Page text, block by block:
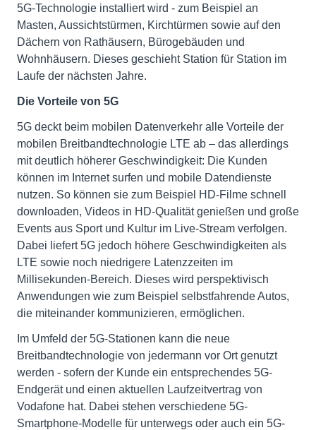
5G-Technologie installiert wird - zum Beispiel an
Masten, Aussichtstürmen, Kirchtürmen sowie auf den
Dächern von Rathäusern, Bürogebäuden und
Wohnhäusern. Dieses geschieht Station für Station im
Laufe der nächsten Jahre.
Die Vorteile von 5G
5G deckt beim mobilen Datenverkehr alle Vorteile der
mobilen Breitbandtechnologie LTE ab – das allerdings
mit deutlich höherer Geschwindigkeit: Die Kunden
können im Internet surfen und mobile Datendienste
nutzen. So können sie zum Beispiel HD-Filme schnell
downloaden, Videos in HD-Qualität genießen und große
Events aus Sport und Kultur im Live-Stream verfolgen.
Dabei liefert 5G jedoch höhere Geschwindigkeiten als
LTE sowie noch niedrigere Latenzzeiten im
Millisekunden-Bereich. Dieses wird perspektivisch
Anwendungen wie zum Beispiel selbstfahrende Autos,
die miteinander kommunizieren, ermöglichen.
Im Umfeld der 5G-Stationen kann die neue
Breitbandtechnologie von jedermann vor Ort genutzt
werden - sofern der Kunde ein entsprechendes 5G-
Endgerät und einen aktuellen Laufzeitvertrag von
Vodafone hat. Dabei stehen verschiedene 5G-
Smartphone-Modelle für unterwegs oder auch ein 5G-